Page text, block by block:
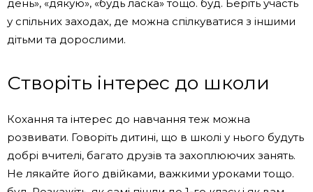
день», «дякую», «будь ласка» тощо. буд. Беріть участь
у спільних заходах, де можна спілкуватися з іншими
дітьми та дорослими.
Створіть інтерес до школи
Кохання та інтерес до навчання теж можна
розвивати. Говоріть дитині, що в школі у нього будуть
добрі вчителі, багато друзів та захоплюючих занять.
Не лякайте його двійками, важкими уроками тощо.